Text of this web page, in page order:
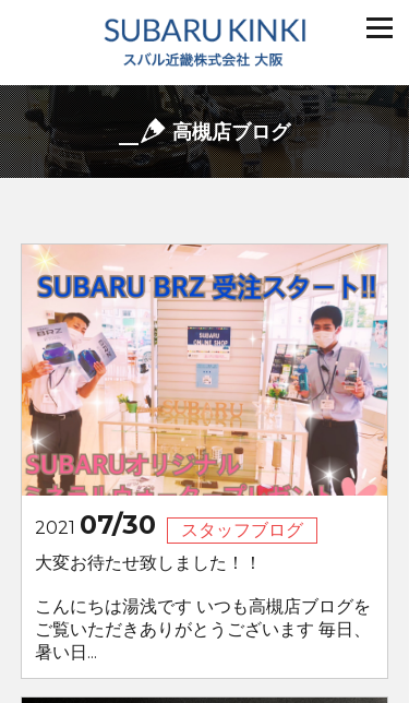
高槻店ブログ
2021 07/30
スタッフブログ
大変お待たせ致しました！！
こんにちは湯浅です いつも高槻店ブログを
ご覧いただきありがとうございます 毎日、
暑い日...